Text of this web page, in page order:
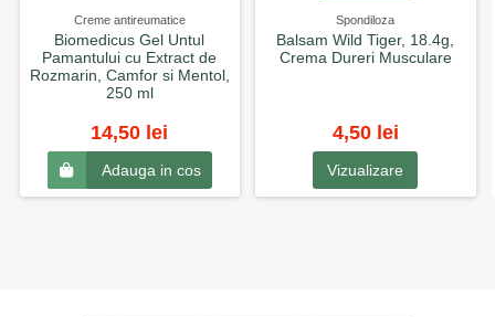
Creme antireumatice
Biomedicus Gel Untul
Pamantului cu Extract de
Rozmarin, Camfor si Mentol,
250 ml
14,50 lei
Adauga in cos
Spondiloza
Balsam Wild Tiger, 18.4g,
Crema Dureri Musculare
4,50 lei
Vizualizare